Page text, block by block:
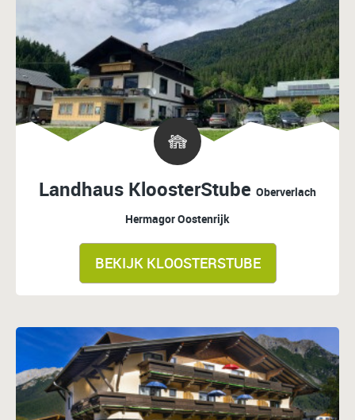
Landhaus KloosterStube Oberverlach
HermagorOostenrijk
BEKIJK KLOOSTERSTUBE